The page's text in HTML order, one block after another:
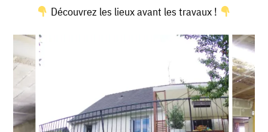
Découvrez les lieux avant les travaux !